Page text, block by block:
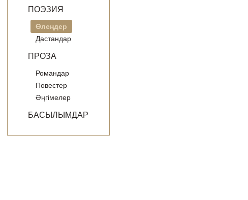
ПОЭЗИЯ
Өлеңдер
Дастандар
ПРОЗА
Романдар
Повестер
Әңгімелер
БАСЫЛЫМДАР